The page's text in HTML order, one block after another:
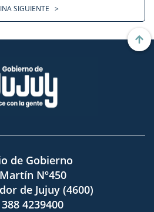
SIGUIENTE >
de Gobierno
Nº450
de Jujuy (4600)
4239400